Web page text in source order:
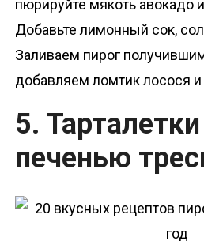
пюрируйте мякоть авокадо
Добавьте лимонный сок,
Заливаем пирог
добавляем ломтик лосося
5.
печенью